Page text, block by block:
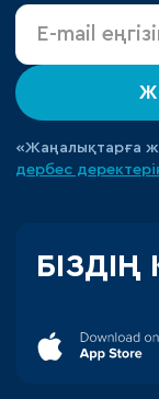
«Жаңалықтарға
дербес